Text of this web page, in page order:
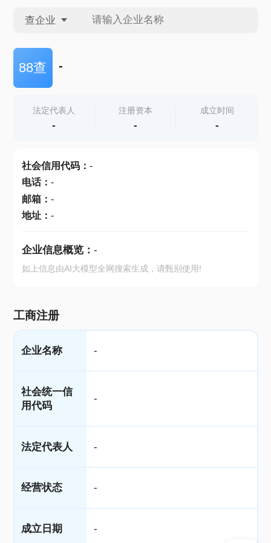
查企业
查企业
查产地
88查 -
法定代表人
-
注册资本
-
成立时间
-
社会信用代码： -
电话： -
邮箱： -
地址： -
企业信息概览： -
如上信息由AI大模型全网搜索生成，请甄别使用!
工商注册
企业名称 -
社会统一信
用代码
-
法定代表人 -
经营状态 -
成立日期 -